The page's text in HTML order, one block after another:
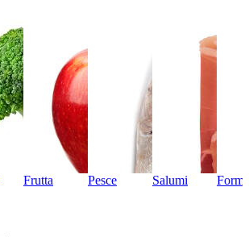
Frutta Pesce Salumi